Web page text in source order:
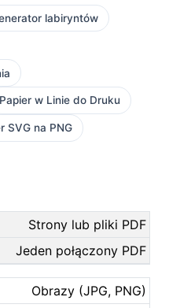
labiryntów
Papier w Linie do Druku
SVG na PNG
Strony lub pliki PDF
Jeden połączony PDF
Obrazy (JPG, PNG)